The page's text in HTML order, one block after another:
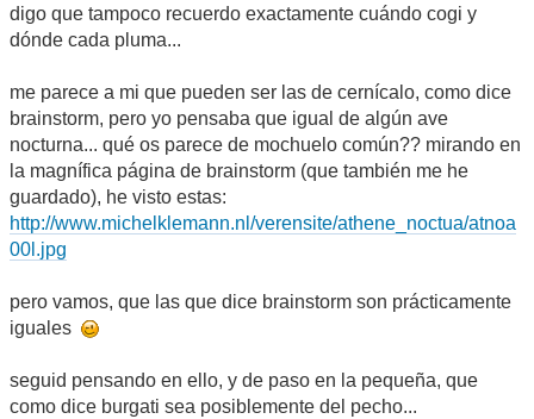
digo que tampoco recuerdo exactamente cuándo cogi y
dónde cada pluma...
me parece a mi que pueden ser las de cernícalo, como dice
brainstorm, pero yo pensaba que igual de algún ave
nocturna... qué os parece de mochuelo común?? mirando en
la magnífica página de brainstorm (que también me he
guardado), he visto estas:
http://www.michelklemann.nl/verensite/athene_noctua/atnoa
00l.jpg
pero vamos, que las que dice brainstorm son prácticamente
iguales
seguid pensando en ello, y de paso en la pequeña, que
como dice burgati sea posiblemente del pecho...